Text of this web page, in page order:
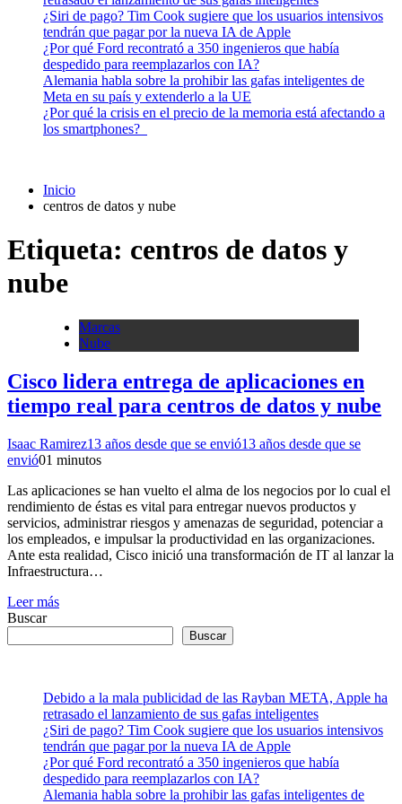
¿Siri de pago? Tim Cook sugiere que los usuarios intensivos
tendrán que pagar por la nueva IA de Apple
¿Por qué Ford recontrató a 350 ingenieros que había
despedido para reemplazarlos con IA?
Alemania habla sobre la prohibir las gafas inteligentes de
Meta en su país y extenderlo a la UE
¿Por qué la crisis en el precio de la memoria está afectando a
los smartphones?
Inicio
centros de datos y nube
Etiqueta: centros de datos y
nube
Marcas
Nube
Cisco lidera entrega de aplicaciones en
tiempo real para centros de datos y nube
Isaac Ramirez13 años desde que se envió13 años desde que se
envió01 minutos
Las aplicaciones se han vuelto el alma de los negocios por lo cual el
rendimiento de éstas es vital para entregar nuevos productos y
servicios, administrar riesgos y amenazas de seguridad, potenciar a
los empleados, e impulsar la productividad en las organizaciones.
Ante esta realidad, Cisco inició una transformación de IT al lanzar la
Infraestructura…
Leer más
Buscar
Buscar
Debido a la mala publicidad de las Rayban META, Apple ha
retrasado el lanzamiento de sus gafas inteligentes
¿Siri de pago? Tim Cook sugiere que los usuarios intensivos
tendrán que pagar por la nueva IA de Apple
¿Por qué Ford recontrató a 350 ingenieros que había
despedido para reemplazarlos con IA?
Alemania habla sobre la prohibir las gafas inteligentes de